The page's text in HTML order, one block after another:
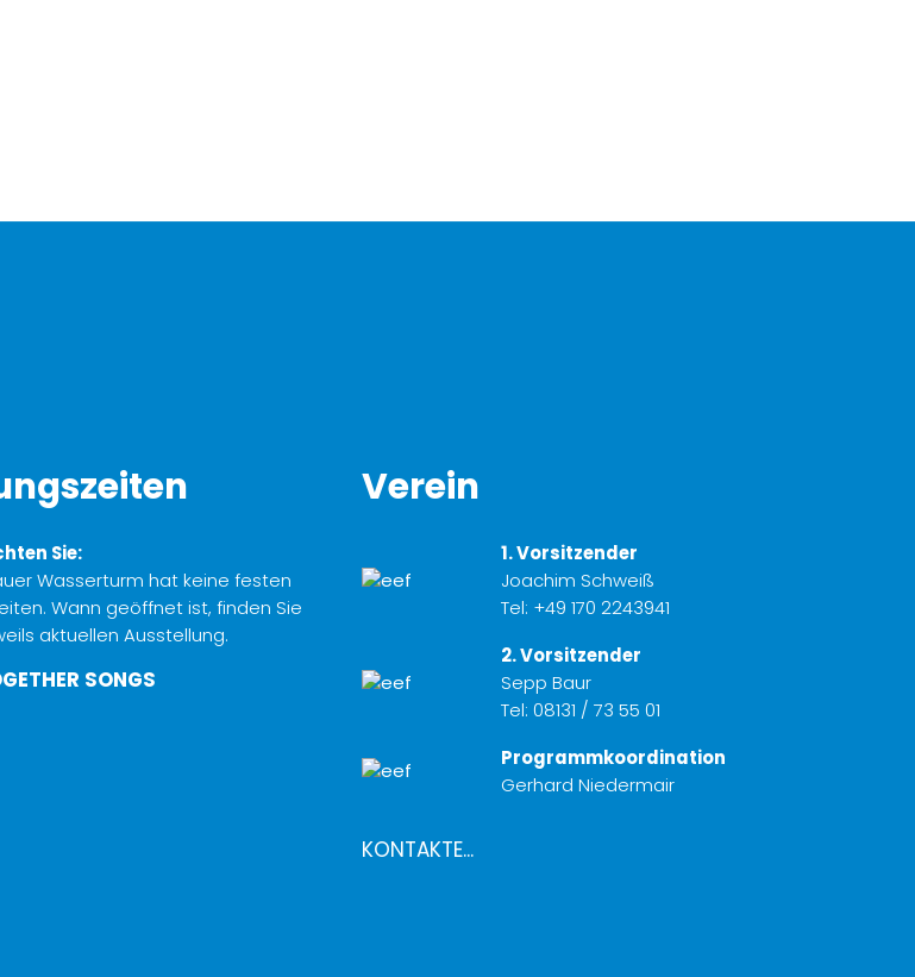
Sie:
Wasserturm hat keine festen
Wann geöffnet ist, finden Sie
aktuellen Ausstellung.
SONGS
Verein
1. Vorsitzender
Joachim Schweiß
Tel: +49 170 2243941
2. Vorsitzender
Sepp Baur
Tel: 08131 / 73 55 01
Programmkoordination
Gerhard Niedermair
KONTAKTE...